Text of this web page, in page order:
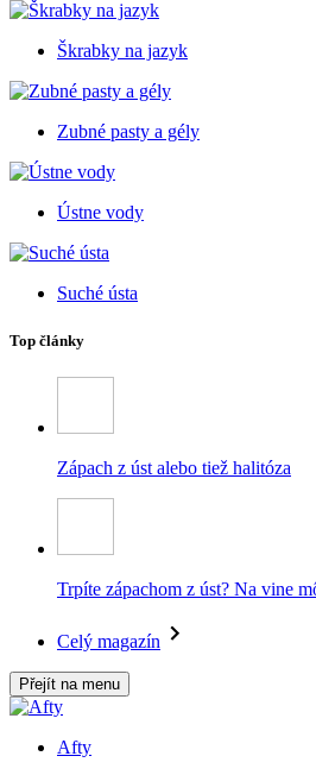
Škrabky na jazyk
Zubné pasty a gély
Ústne vody
Suché ústa
Top články
Zápach z úst alebo tiež halitóza
Trpíte zápachom z úst? Na vine
Celý magazín
Přejít na menu
Afty